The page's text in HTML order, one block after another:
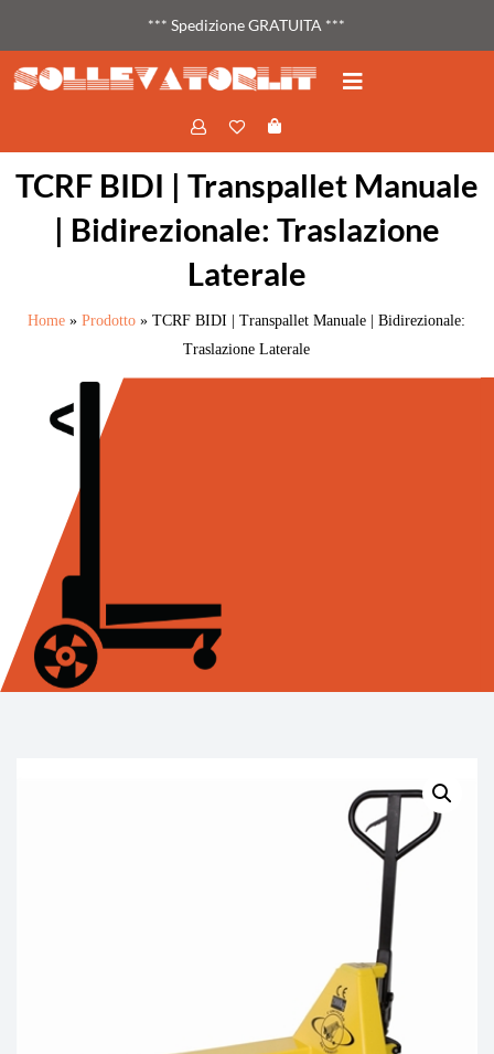
*** Spedizione GRATUITA ***
TCRF BIDI | Transpallet Manuale
| Bidirezionale: Traslazione
Laterale
Home »Prodotto »TCRF BIDI | Transpallet Manuale | Bidirezionale:
Traslazione Laterale